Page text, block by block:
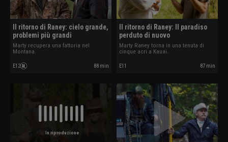
Il ritorno di Raney: cielo grande,
problemi più grandi
Marty recupera una fattoria nel
Montana.
E12 88 min
Il ritorno di Raney: Il paradiso
perduto di nuovo
Marty Raney torna in una tenuta di
cinque acri a Kauai.
E11 87 min
In riproduzione